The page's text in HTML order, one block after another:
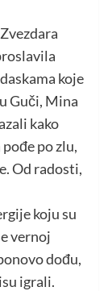
koje
Guči, Mina
kako
po zlu,
Od radosti,
koju su
vernoj
dođu,
igrali.